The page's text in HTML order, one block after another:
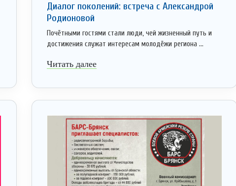
Диалог поколений: встреча с Александрой
Родионовой
Почётными гостями стали люди, чей жизненный путь и
достижения служат интересам молодёжи региона ...
Читать далее